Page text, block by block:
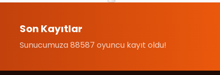
Son Kayıtlar
Sunucumuza 88587 oyuncu kayıt oldu!